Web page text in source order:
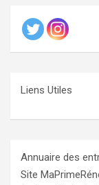
Liens Utiles
Annuaire des
Site